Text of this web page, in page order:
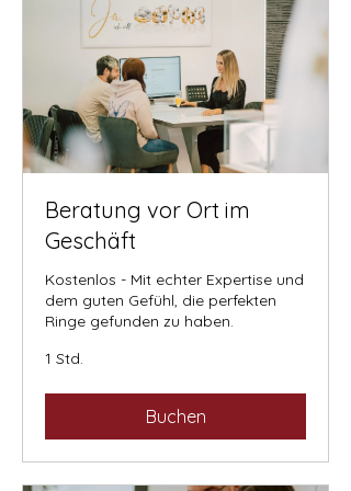
Beratung vor Ort im
Geschäft
Kostenlos - Mit echter Expertise und
dem guten Gefühl, die perfekten
Ringe gefunden zu haben.
1 Std.
Buchen